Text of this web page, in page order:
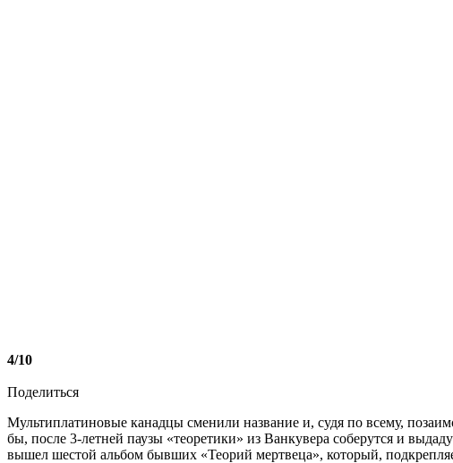
4/10
Поделиться
Мультиплатиновые канадцы сменили название и, судя по всему,
бы, после 3-летней паузы «теоретики» из Ванкувера соберутся и
вышел шестой альбом бывших «Теорий мертвеца», который,